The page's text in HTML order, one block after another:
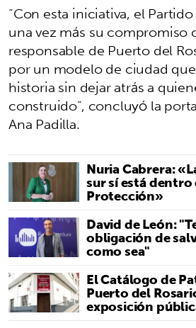
“Con esta iniciativa, el
una vez más su compromiso
responsable de Puerto del
por un modelo de ciudad
historia sin dejar atrás a
construido”, concluyó la
Ana Padilla.
Nuria Cabrera:
sur sí está
Protección»
David de León:
obligación de
como sea"
El Catálogo de
Puerto del
exposición